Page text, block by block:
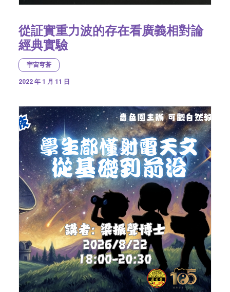
從証實重力波的存在看廣義相對論
經典實驗
宇宙穹蒼
2022 年 1 月 11 日